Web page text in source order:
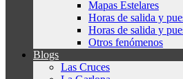
Mapas Estelares
Horas de salida y
Horas de salida y
Otros fenómenos
Blogs
Las Cruces